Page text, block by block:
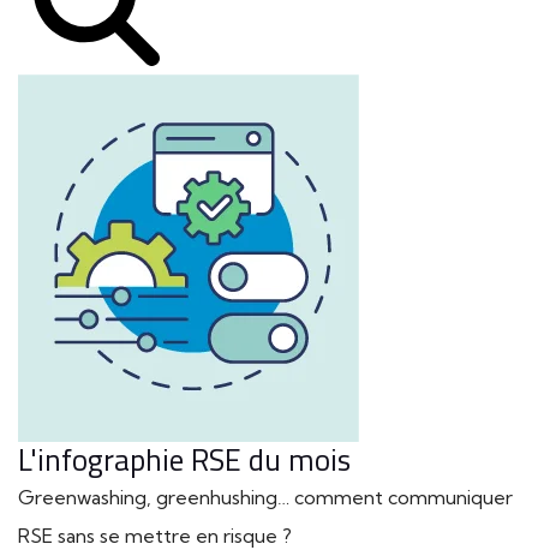
L'infographie RSE du mois
Greenwashing, greenhushing… comment communiquer
RSE sans se mettre en risque ?